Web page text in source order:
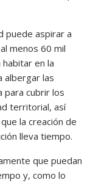
puede aspirar a
menos 60 mil
en la
albergar las
para cubrir los
territorial, así
la creación de
lleva tiempo.
que puedan
y, como lo